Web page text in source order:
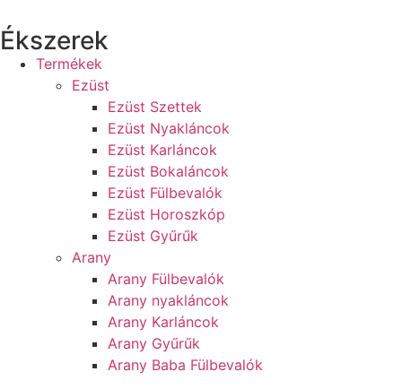
Ékszerek
Termékek
Ezüst
Ezüst Szettek
Ezüst Nyakláncok
Ezüst Karláncok
Ezüst Bokaláncok
Ezüst Fülbevalók
Ezüst Horoszkóp
Ezüst Gyűrűk
Arany
Arany Fülbevalók
Arany nyakláncok
Arany Karláncok
Arany Gyűrűk
Arany Baba Fülbevalók